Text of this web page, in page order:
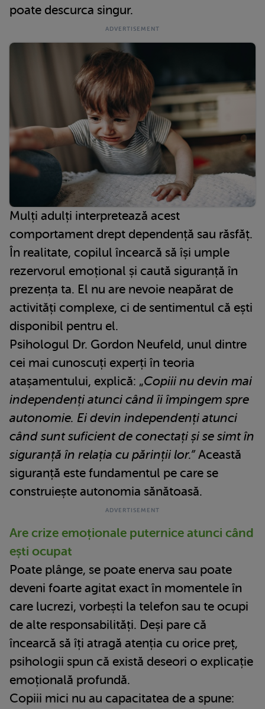
poate descurca singur.
Mulți adulți interpretează acest
comportament drept dependență sau răsfăț.
În realitate, copilul încearcă să își umple
rezervorul emoțional și caută siguranță în
prezența ta. El nu are nevoie neapărat de
activități complexe, ci de sentimentul că ești
disponibil pentru el.
Psihologul Dr. Gordon Neufeld, unul dintre
cei mai cunoscuți experți în teoria
atașamentului, explică: „Copiii nu devin mai
independenți atunci când îi împingem spre
autonomie. Ei devin independenți atunci
când sunt suficient de conectați și se simt în
siguranță în relația cu părinții lor.”Această
siguranță este fundamentul pe care se
construiește autonomia sănătoasă.
Are crize emoționale puternice atunci când
ești ocupat
Poate plânge, se poate enerva sau poate
deveni foarte agitat exact în momentele în
care lucrezi, vorbești la telefon sau te ocupi
de alte responsabilități. Deși pare că
încearcă să îți atragă atenția cu orice preț,
psihologii spun că există deseori o explicație
emoțională profundă.
Copiii mici nu au capacitatea de a spune: